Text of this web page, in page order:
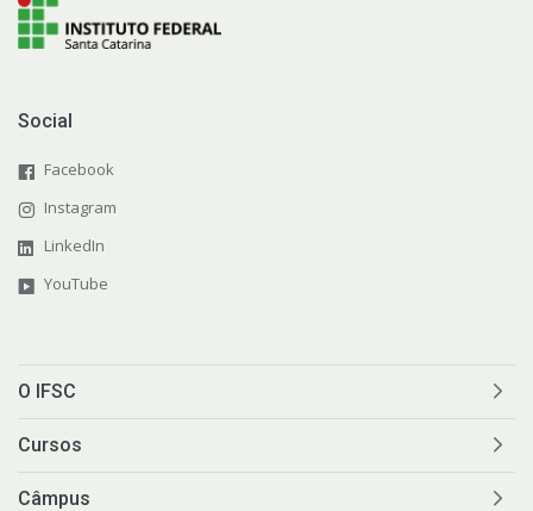
Social
Facebook
Instagram
LinkedIn
YouTube
O IFSC
Cursos
Câmpus